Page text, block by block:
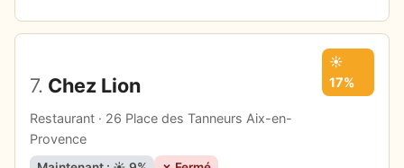
7. Chez Lion
Restaurant · 26 Place des Tanneurs Aix-en-
Provence
☀️
17%